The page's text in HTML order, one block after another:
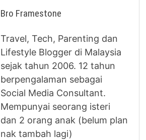
Bro Framestone
Travel, Tech, Parenting dan
Lifestyle Blogger di Malaysia
sejak tahun 2006. 12 tahun
berpengalaman sebagai
Social Media Consultant.
Mempunyai seorang isteri
dan 2 orang anak (belum plan
nak tambah lagi)